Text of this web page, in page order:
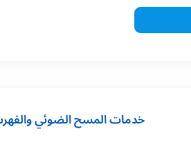
خدمات المسح الضوئي